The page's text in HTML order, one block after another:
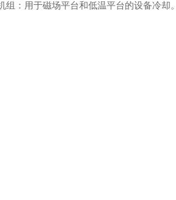
组：用于磁场平台和低温平台的设备冷却。